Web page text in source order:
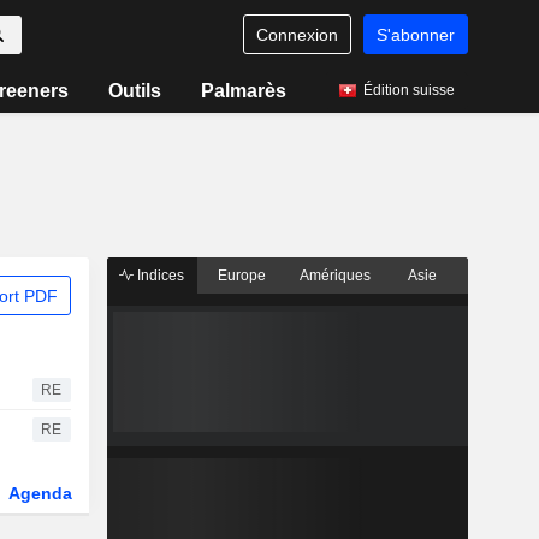
Connexion S'abonner
Outils Palmarès Édition suisse
PDF
RE
RE
Agenda
Indices Europe Amériques Asie